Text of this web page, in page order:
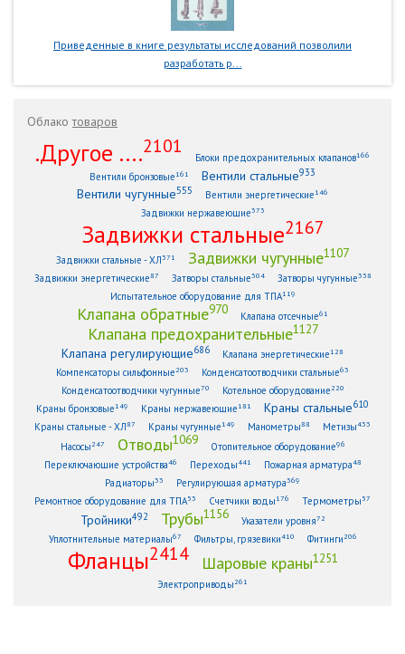
Приведенные в книге результаты исследований позволили
разработать р...
Облакотоваров
.Другое ....2101
Блоки предохранительных клапанов166
Вентили бронзовые161 Вентили стальные933
Вентили чугунные555 Вентили энергетические146
Задвижки нержавеющие373
Задвижки стальные2167
Задвижки стальные - ХЛ371 Задвижки чугунные1107
Задвижки энергетические87 Затворы стальные304 Затворы чугунные338
Испытательное оборудование для ТПА119
Клапана обратные970 Клапана отсечные61
Клапана предохранительные1127
Клапана регулирующие686 Клапана энергетические128
Компенсаторы сильфонные 203 Конденсатоотводчики стальные63
Конденсатоотводчики чугунные70 Котельное оборудование 220
Краны бронзовые149 Краны нержавеющие181 Краны стальные610
Краны стальные - ХЛ87 Краны чугунные149 Манометры88 Метизы433
Насосы 247 Отводы1069 Отопительное оборудование96
Переключающие устройства46 Переходы441 Пожарная арматура48
Радиаторы33 Регулирующая арматура369
Ремонтное оборудование для ТПА53 Счетчики воды176 Термометры 57
Тройники492 Трубы1156 Указатели уровня72
Уплотнительные материалы67 Фильтры, грязевики410 Фитинги 206
Фланцы2414 Шаровые краны1251
Электроприводы 261